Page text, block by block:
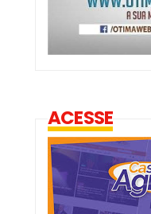
ACESSE